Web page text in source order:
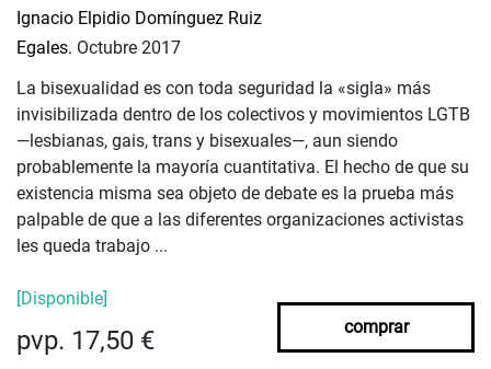
Ignacio Elpidio Domínguez Ruiz
Egales. Octubre 2017
La bisexualidad es con toda seguridad la «sigla» más
invisibilizada dentro de los colectivos y movimientos LGTB
—lesbianas, gais, trans y bisexuales—, aun siendo
probablemente la mayoría cuantitativa. El hecho de que su
existencia misma sea objeto de debate es la prueba más
palpable de que a las diferentes organizaciones activistas
les queda trabajo ...
[Disponible]
pvp. 17,50 € comprar